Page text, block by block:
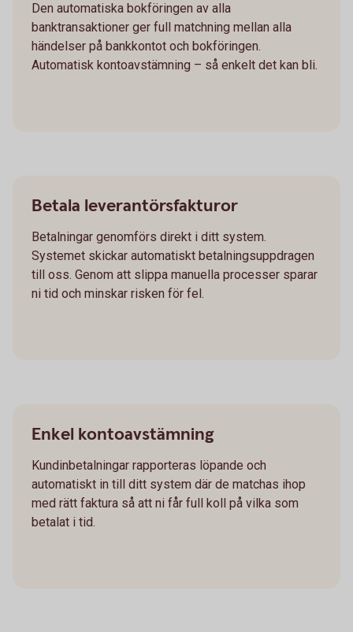
Den automatiska bokföringen av alla
banktransaktioner ger full matchning mellan alla
händelser på bankkontot och bokföringen.
Automatisk kontoavstämning – så enkelt det kan bli.
Betala leverantörsfakturor
Betalningar genomförs direkt i ditt system.
Systemet skickar automatiskt betalningsuppdragen
till oss. Genom att slippa manuella processer sparar
ni tid och minskar risken för fel.
Enkel kontoavstämning
Kundinbetalningar rapporteras löpande och
automatiskt in till ditt system där de matchas ihop
med rätt faktura så att ni får full koll på vilka som
betalat i tid.